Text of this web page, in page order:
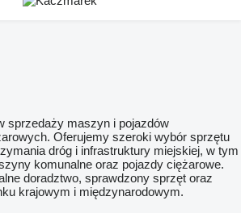
sprzedaży maszyn i pojazdów
Oferujemy szeroki wybór sprzętu
dróg i infrastruktury miejskiej, w tym
komunalne oraz pojazdy ciężarowe.
doradztwo, sprawdzony sprzęt oraz
krajowym i międzynarodowym.